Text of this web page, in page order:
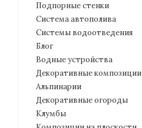
Подпорные стенки
Система автополива
Системы водоотведения
Блог
Водные устройства
Декоративные композиции
Альпинарии
Декоративные огороды
Клумбы